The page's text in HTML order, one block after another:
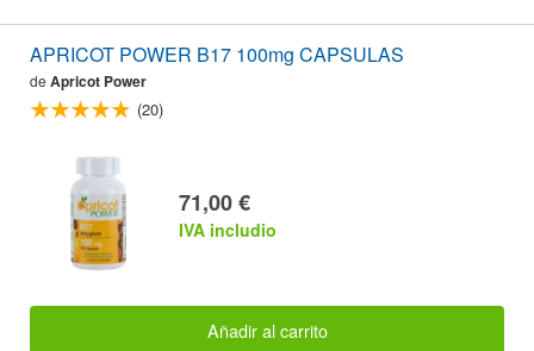
APRICOT POWER B17 100mg CAPSULAS
de Apricot Power
(20)
71,00 €
IVA includio
Añadir al carrito